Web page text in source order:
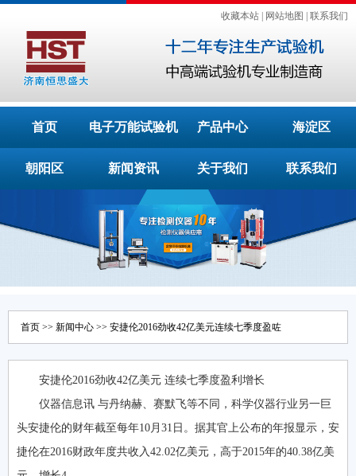
收藏本站 网站地图 联系我们
首页 电子万能试验机 产品中心 海淀区
朝阳区 新闻资讯 关于我们 联系我们
首页 >> 新闻中心 >> 安捷伦2016劲收42亿美元连续七季度盈咗
安捷伦2016劲收42亿美元 连续七季度盈利增长
仪器信息讯 与丹纳赫、赛默飞等不同，科学仪器行业另一巨
头安捷伦的财年截至每年10月31日。据其官上公布的年报显示，安
捷伦在2016财政年度共收入42.02亿美元，高于2015年的40.38亿美